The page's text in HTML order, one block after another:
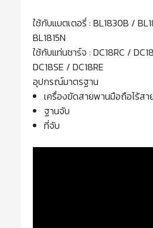
ใช้กับแบตเตอรี่ : BL1830B /
BL1815N
ใช้กับแท่นชาร์จ : DC18RC /
DC18SE / DC18RE
อุปกรณ์มาตรฐาน
เครื่องขัดสายพานมือถือไร้สา
ฐานจับ
ที่จับ